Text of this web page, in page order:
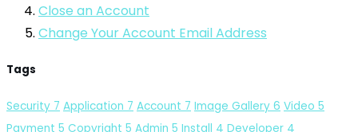
Close an Account
Change Your Account Email Address
Tags
Security 7 Application 7 Account 7 Image Gallery 6 Video 5
Payment 5 Copyright 5 Admin 5 Install 4 Developer 4